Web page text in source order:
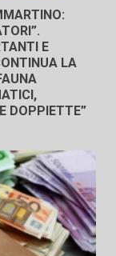
E
LA
DOPPIETTE”